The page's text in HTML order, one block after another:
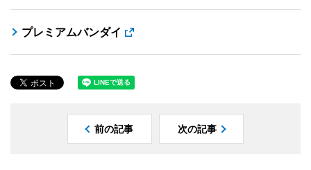
プレミアムバンダイ
前の記事 次の記事